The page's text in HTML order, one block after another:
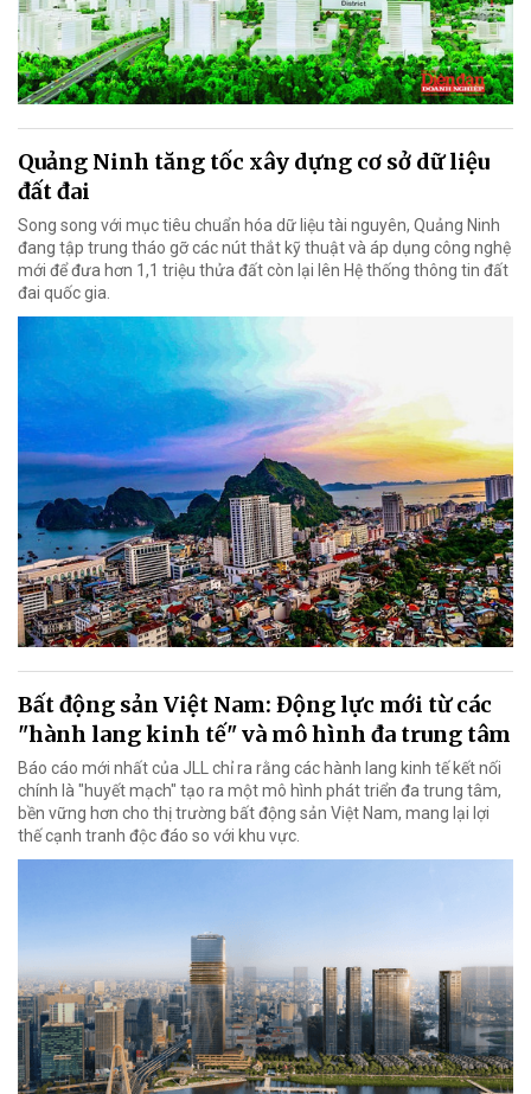
Quảng Ninh tăng tốc xây dựng cơ sở dữ liệu
đất đai
Song song với mục tiêu chuẩn hóa dữ liệu tài nguyên, Quảng Ninh
đang tập trung tháo gỡ các nút thắt kỹ thuật và áp dụng công nghệ
mới để đưa hơn 1,1 triệu thửa đất còn lại lên Hệ thống thông tin đất
đai quốc gia.
Bất động sản Việt Nam: Động lực mới từ các
"hành lang kinh tế" và mô hình đa trung tâm
Báo cáo mới nhất của JLL chỉ ra rằng các hành lang kinh tế kết nối
chính là "huyết mạch" tạo ra một mô hình phát triển đa trung tâm,
bền vững hơn cho thị trường bất động sản Việt Nam, mang lại lợi
thế cạnh tranh độc đáo so với khu vực.